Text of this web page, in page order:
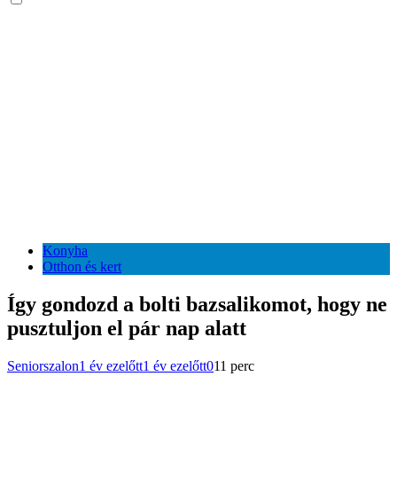
Konyha
Otthon és kert
Így gondozd a bolti bazsalikomot, hogy ne
pusztuljon el pár nap alatt
Seniorszalon1 év ezelőtt1 év ezelőtt011 perc